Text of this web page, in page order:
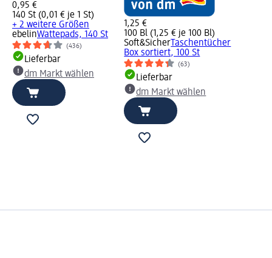
0,95 €
140 St (0,01 € je 1 St)
+ 2 weitere Größen
ebelinWattepads, 140 St
(436)
Lieferbar
dm Markt wählen
1,25 €
100 Bl (1,25 € je 100 Bl)
Soft&SicherTaschentücher
Box sortiert, 100 St
(63)
Lieferbar
dm Markt wählen